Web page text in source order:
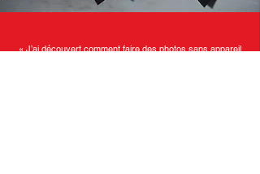
« J’ai découvert comment faire des photos sans appareil